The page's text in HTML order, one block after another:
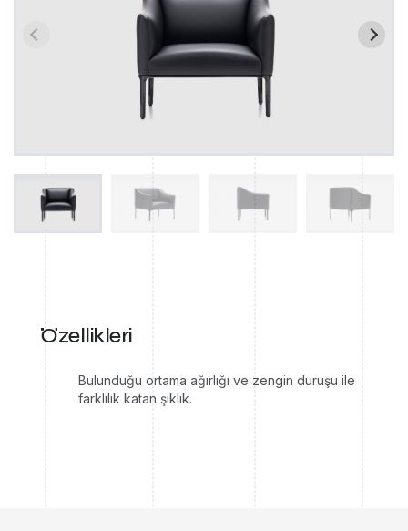
Özellikleri
Bulunduğu ortama ağırlığı ve zengin duruşu ile
farklılık katan şıklık.